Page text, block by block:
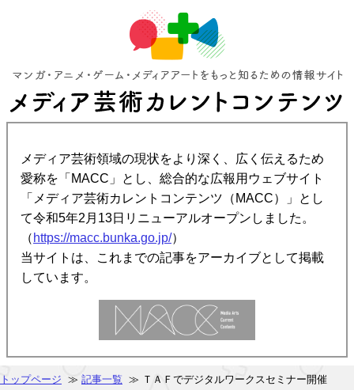
メディア芸術領域の現状をより深く、広く伝えるため
愛称を「MACC」とし、総合的な広報用ウェブサイト
「メディア芸術カレントコンテンツ（MACC）」とし
て令和5年2月13日リニューアルオープンしました。
（ https://macc.bunka.go.jp/）
当サイトは、これまでの記事をアーカイブとして掲載
しています。
トップページ ≫ 記事一覧 ≫ ＴＡＦでデジタルワークスセミナー開催